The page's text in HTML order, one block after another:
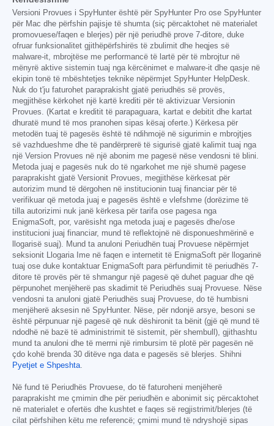
Versioni Provues i SpyHunter është për SpyHunter Pro ose SpyHunter
për Mac dhe përfshin pajisje të shumta (siç përcaktohet në materialet
promovuese/faqen e blerjes) për një periudhë prove 7-ditore, duke
ofruar funksionalitet gjithëpërfshirës të zbulimit dhe heqjes së
malware-it, mbrojtëse me performancë të lartë për të mbrojtur në
mënyrë aktive sistemin tuaj nga kërcënimet e malware-it dhe qasje në
ekipin tonë të mbështetjes teknike nëpërmjet SpyHunter HelpDesk.
Nuk do t'ju faturohet paraprakisht gjatë periudhës së provës,
megjithëse kërkohet një kartë krediti për të aktivizuar Versionin
Provues. (Kartat e kreditit të parapaguara, kartat e debitit dhe kartat
dhuratë mund të mos pranohen sipas kësaj oferte.) Kërkesa për
metodën tuaj të pagesës është të ndihmojë në sigurimin e mbrojtjes
së vazhdueshme dhe të pandërprerë të sigurisë gjatë kalimit tuaj nga
një Version Provues në një abonim me pagesë nëse vendosni të blini.
Metoda juaj e pagesës nuk do të ngarkohet me një shumë pagese
paraprakisht gjatë Versionit Provues, megjithëse kërkesat për
autorizim mund të dërgohen në institucionin tuaj financiar për të
verifikuar që metoda juaj e pagesës është e vlefshme (dorëzime të
tilla autorizimi nuk janë kërkesa për tarifa ose pagesa nga
EnigmaSoft, por, varësisht nga metoda juaj e pagesës dhe/ose
institucioni juaj financiar, mund të reflektojnë në disponueshmërinë e
llogarisë suaj). Mund ta anuloni Periudhën tuaj Provuese nëpërmjet
seksionit Llogaria Ime në faqen e internetit të EnigmaSoft për llogarinë
tuaj ose duke kontaktuar EnigmaSoft para përfundimit të periudhës 7-
ditore të provës për të shmangur një pagesë që duhet paguar dhe që
përpunohet menjëherë pas skadimit të Periudhës suaj Provuese. Nëse
vendosni ta anuloni gjatë Periudhës suaj Provuese, do të humbisni
menjëherë aksesin në SpyHunter. Nëse, për ndonjë arsye, besoni se
është përpunuar një pagesë që nuk dëshironit ta bënit (gjë që mund të
ndodhë në bazë të administrimit të sistemit, për shembull), gjithashtu
mund ta anuloni dhe të merrni një rimbursim të plotë për pagesën në
çdo kohë brenda 30 ditëve nga data e pagesës së blerjes. Shihni
Pyetjet e Shpeshta.
Në fund të Periudhës Provuese, do të faturoheni menjëherë
paraprakisht me çmimin dhe për periudhën e abonimit siç përcaktohet
në materialet e ofertës dhe kushtet e faqes së regjistrimit/blerjes (të
cilat përfshihen këtu me referencë; çmimi mund të ndryshojë sipas